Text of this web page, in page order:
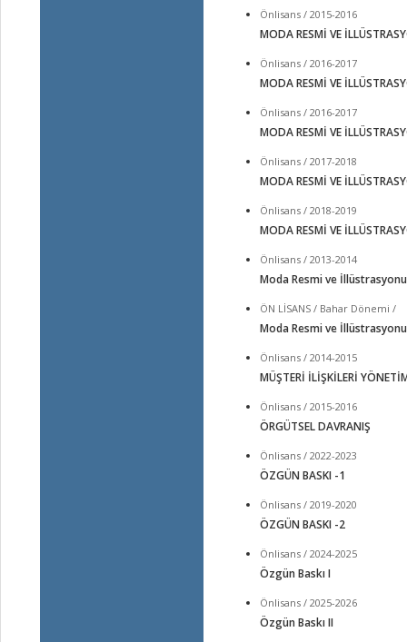
Önlisans / 2015-2016
MODA RESMİ VE
Önlisans / 2016-2017
MODA RESMİ VE
Önlisans / 2016-2017
MODA RESMİ VE
Önlisans / 2017-2018
MODA RESMİ VE
Önlisans / 2018-2019
MODA RESMİ VE
Önlisans / 2013-2014
Moda Resmi ve İllüstrasyonu
ÖN LİSANS / Bahar Dönemi /
Moda Resmi ve İllüstrasyonu
Önlisans / 2014-2015
MÜŞTERİ İLİŞKİLERİ
Önlisans / 2015-2016
ÖRGÜTSEL DAVRANIŞ
Önlisans / 2022-2023
ÖZGÜN BASKI -1
Önlisans / 2019-2020
ÖZGÜN BASKI -2
Önlisans / 2024-2025
Özgün Baskı I
Önlisans / 2025-2026
Özgün Baskı II